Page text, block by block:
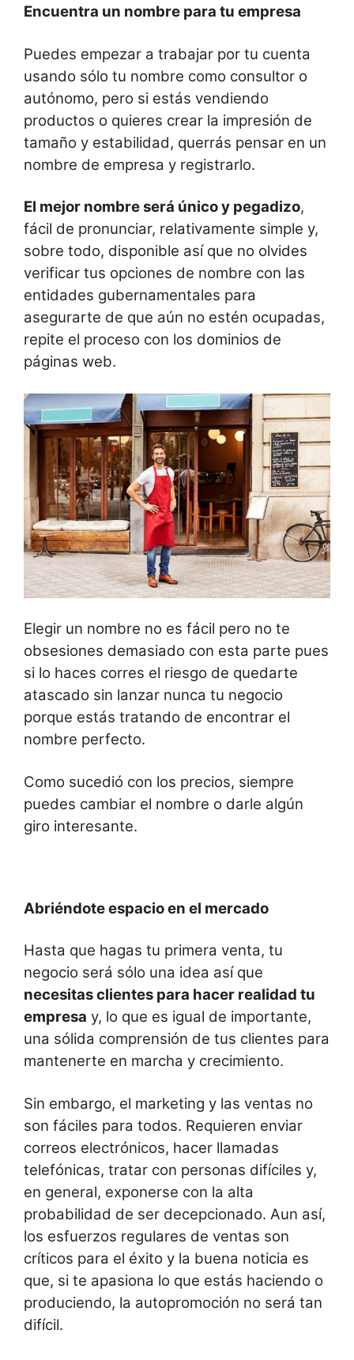
Encuentra un nombre para tu empresa
Puedes empezar a trabajar por tu cuenta
usando sólo tu nombre como consultor o
autónomo, pero si estás vendiendo
productos o quieres crear la impresión de
tamaño y estabilidad, querrás pensar en un
nombre de empresa y registrarlo.
El mejor nombre será único y pegadizo,
fácil de pronunciar, relativamente simple y,
sobre todo, disponible así que no olvides
verificar tus opciones de nombre con las
entidades gubernamentales para
asegurarte de que aún no estén ocupadas,
repite el proceso con los dominios de
páginas web.
Elegir un nombre no es fácil pero no te
obsesiones demasiado con esta parte pues
si lo haces corres el riesgo de quedarte
atascado sin lanzar nunca tu negocio
porque estás tratando de encontrar el
nombre perfecto.
Como sucedió con los precios, siempre
puedes cambiar el nombre o darle algún
giro interesante.
Abriéndote espacio en el mercado
Hasta que hagas tu primera venta, tu
negocio será sólo una idea así que
necesitas clientes para hacer realidad tu
empresa y, lo que es igual de importante,
una sólida comprensión de tus clientes para
mantenerte en marcha y crecimiento.
Sin embargo, el marketing y las ventas no
son fáciles para todos. Requieren enviar
correos electrónicos, hacer llamadas
telefónicas, tratar con personas difíciles y,
en general, exponerse con la alta
probabilidad de ser decepcionado. Aun así,
los esfuerzos regulares de ventas son
críticos para el éxito y la buena noticia es
que, si te apasiona lo que estás haciendo o
produciendo, la autopromoción no será tan
difícil.